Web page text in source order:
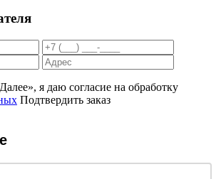
я даю согласие на обработку
Подтвердить заказ